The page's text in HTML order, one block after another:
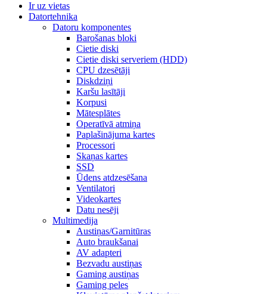
Ir uz vietas
Datortehnika
Datoru komponentes
Barošanas bloki
Cietie diski
Cietie diski serveriem (HDD)
CPU dzesētāji
Diskdziņi
Karšu lasītāji
Korpusi
Mātesplātes
Operatīvā atmiņa
Paplašinājuma kartes
Processori
Skaņas kartes
SSD
Ūdens atdzesēšana
Ventilatori
Videokartes
Datu nesēji
Multimedija
Austiņas/Garnitūras
Auto braukšanai
AV adapteri
Bezvadu austiņas
Gaming austiņas
Gaming peles